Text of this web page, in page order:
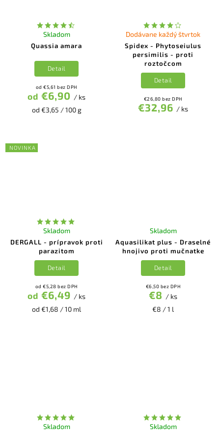
Quassia amara
Skladom
od €5,61 bez DPH
od €6,90 / ks
od €3,65 / 100 g
Detail
Spidex - Phytoseiulus
persimilis - proti
roztočcom
Dodávane každý štvrtok
€26,80 bez DPH
€32,96 / ks
Detail
NOVINKA
DERGALL - prípravok proti
parazitom
Skladom
od €5,28 bez DPH
od €6,49 / ks
od €1,68 / 10 ml
Detail
Aquasilikat plus - Draselné
hnojivo proti mučnatke
Skladom
€6,50 bez DPH
€8 / ks
€8 / 1 l
Detail
Skladom Skladom